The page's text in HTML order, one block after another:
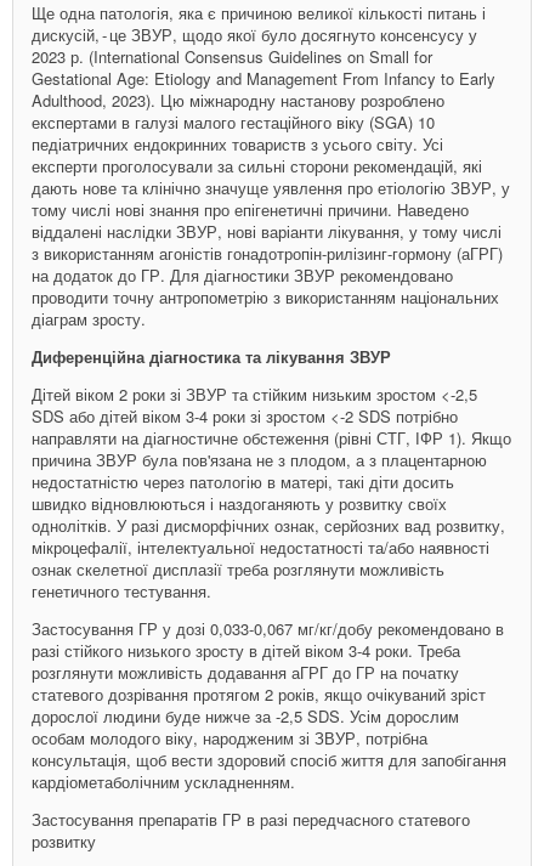
Ще одна патологія, яка є причиною великої кількості питань і
дискусій, - ​це ЗВУР, щодо якої було досягнуто консенсусу у
2023 р. (International Consensus Guidelines on Small for
Gestational Age: Etiology and Management From Infancy to Early
Adulthood, 2023). Цю міжнародну настанову розроблено
експертами в галузі малого гестаційного віку (SGA) 10
педіатричних ендокринних товариств з усього світу. Усі
експерти проголосували за сильні сторони рекомендацій, які
дають нове та клінічно значуще уявлення про етіологію ЗВУР, у
тому числі нові знання про епігенетичні причини. Наведено
віддалені наслідки ЗВУР, нові варіанти лікування, у тому числі
з використанням агоністів гонадотропін-­рилізинг-гормону (аГРГ)
на додаток до ГР. Для діагностики ЗВУР рекомендовано
проводити точну антропометрію з використанням національних
діаграм зросту.
Диференційна діагностика та лікування ЗВУР
Дітей віком 2 роки зі ЗВУР та стійким низьким зростом <-2,5
SDS або дітей віком 3-4 роки зі зростом <-2 SDS потрібно
направляти на діагностичне обстеження (рівні СТГ, ІФР 1). Якщо
причина ЗВУР була пов'язана не з плодом, а з плацентарною
недостатністю через патологію в матері, такі діти досить
швидко відновлюються і наздоганяють у розвитку своїх
однолітків. У разі дисморфічних ознак, серйозних вад розвитку,
мікроцефалії, інтелектуальної недостатності та/або наявності
ознак скелетної дисплазії треба розглянути можливість
генетичного тестування.
Застосування ГР у дозі 0,033-0,067 мг/кг/добу рекомендовано в
разі стійкого низького зросту в дітей віком 3-4 роки. Треба
розглянути можливість додавання аГРГ до ГР на початку
статевого дозрівання протягом 2 років, якщо очікуваний зріст
дорослої людини буде нижче за -2,5 SDS. Усім дорослим
особам молодого віку, народженим зі ЗВУР, потрібна
консультація, щоб вести здоровий спосіб життя для запобігання
кардіометаболічним ускладненням.
Застосування препаратів ГР в разі передчасного статевого
розвитку